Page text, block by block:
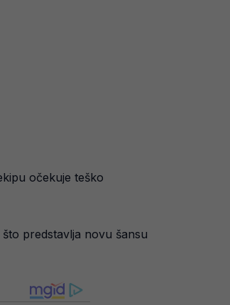
očekuje teško
predstavlja novu šansu